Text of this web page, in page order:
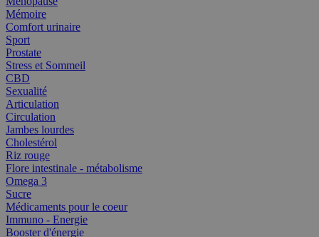
Mémoire
Comfort urinaire
Sport
Prostate
Stress et Sommeil
CBD
Sexualité
Articulation
Circulation
Jambes lourdes
Cholestérol
Riz rouge
Flore intestinale - métabolisme
Omega 3
Sucre
Médicaments pour le coeur
Immuno - Energie
Booster d'énergie